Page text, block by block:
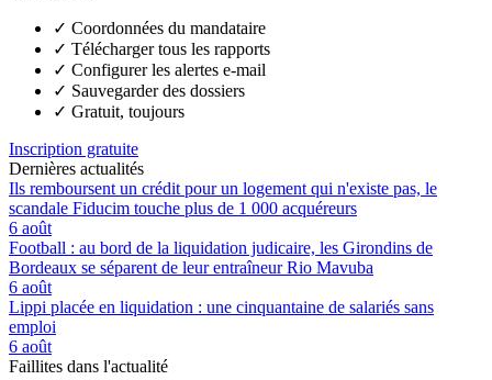
✓ Coordonnées du mandataire
✓ Télécharger tous les rapports
✓ Configurer les alertes e-mail
✓ Sauvegarder des dossiers
✓ Gratuit, toujours
Inscription gratuite
Dernières actualités
Ils remboursent un crédit pour un logement qui n'existe pas, le
scandale Fiducim touche plus de 1 000 acquéreurs
6 août
Football : au bord de la liquidation judicaire, les Girondins de
Bordeaux se séparent de leur entraîneur Rio Mavuba
6 août
Lippi placée en liquidation : une cinquantaine de salariés sans
emploi
6 août
Faillites dans l'actualité